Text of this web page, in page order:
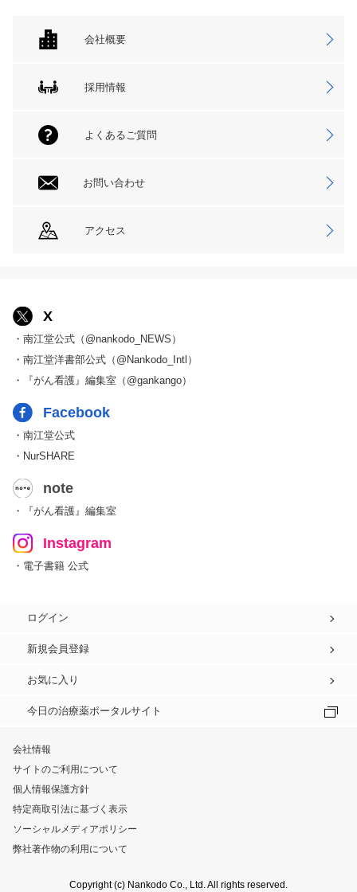
会社概要
採用情報
よくあるご質問
お問い合わせ
アクセス
X
・南江堂公式（@nankodo_NEWS）
・南江堂洋書部公式（@Nankodo_Intl）
・『がん看護』編集室（@gankango）
Facebook
・南江堂公式
・NurSHARE
note
・『がん看護』編集室
Instagram
・電子書籍 公式
ログイン
新規会員登録
お気に入り
今日の治療薬ポータルサイト
会社情報
サイトのご利用について
個人情報保護方針
特定商取引法に基づく表示
ソーシャルメディアポリシー
弊社著作物の利用について
Copyright (c) Nankodo Co., Ltd. All rights reserved.